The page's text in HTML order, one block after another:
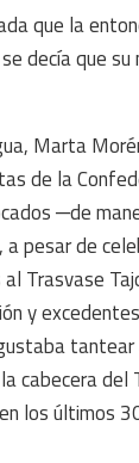
que la
decía que
Marta
de la
─de
pesar de
Trasvase
y
cabecera
los últimos